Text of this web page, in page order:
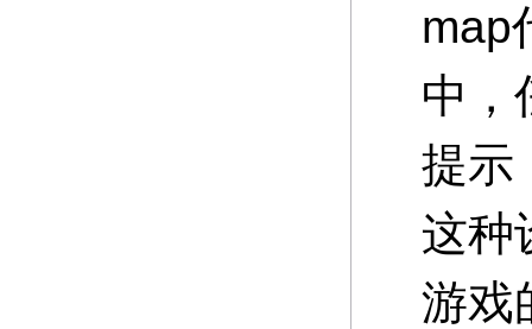
map
中，
提示
这种
游戏